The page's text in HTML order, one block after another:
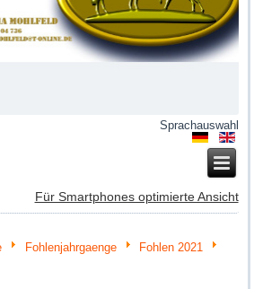
Sprachauswahl
Für Smartphones optimierte Ansicht
Fohlenjahrgaenge
Fohlen 2021